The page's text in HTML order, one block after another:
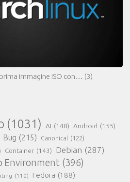
immagine ISO con… (3)
(1031) AI (148) Android (155)
Bug (215) Canonical (122)
Container (143) Debian (287)
Environment (396)
(110) Fedora (188)